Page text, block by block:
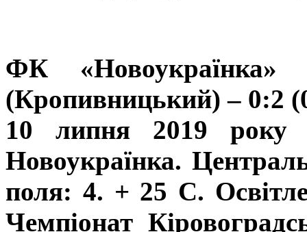
ФК «Новоукраїнка»
(Кропивницький) – 0:2
10 липня 2019 року
Новоукраїнка.
поля: 4. + 25 С.
Чемпіонат